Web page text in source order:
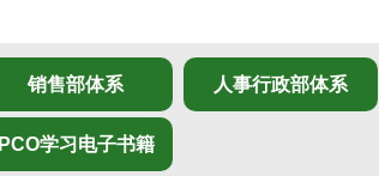
销售部体系 人事行政部体系
PCO学习电子书籍